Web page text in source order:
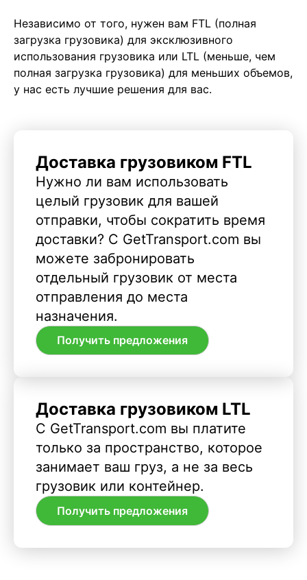
Независимо от того, нужен вам FTL (полная
загрузка грузовика) для эксклюзивного
использования грузовика или LTL (меньше, чем
полная загрузка грузовика) для меньших объемов,
у нас есть лучшие решения для вас.
Доставка грузовиком FTL
Нужно ли вам использовать
целый грузовик для вашей
отправки, чтобы сократить время
доставки? С GetTransport.com вы
можете забронировать
отдельный грузовик от места
отправления до места
назначения.
Получить предложения
Доставка грузовиком LTL
С GetTransport.com вы платите
только за пространство, которое
занимает ваш груз, а не за весь
грузовик или контейнер.
Получить предложения